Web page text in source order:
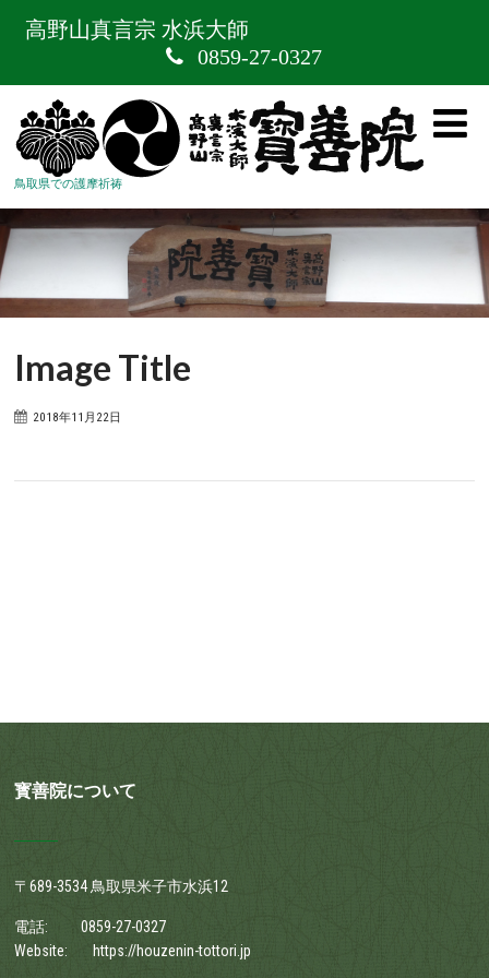
高野山真言宗 水浜大師
0859-27-0327
鳥取県での護摩祈祷
Image Title
2018年11月22日
寳善院について
〒689-3534 鳥取県米子市水浜12
電話:
0859-27-0327
Website:
https://houzenin-tottori.jp